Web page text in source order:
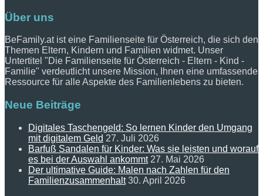
Über uns
BeFamily.at ist eine Familienseite für Österreich, die sich den
Themen Eltern, Kindern und Familien widmet. Unser
Untertitel "Die Familienseite für Österreich - Eltern - Kind -
Familie" verdeutlicht unsere Mission, Ihnen eine umfassende
Ressource für alle Aspekte des Familienlebens zu bieten.
Neue Beiträge
Digitales Taschengeld: So lernen Kinder den Umgang
mit digitalem Geld 27. Juli 2026
Barfuß Sandalen für Kinder: Was sie leisten und worauf
es bei der Auswahl ankommt 27. Mai 2026
Der ultimative Guide: Malen nach Zahlen für den
Familienzusammenhalt 30. April 2026